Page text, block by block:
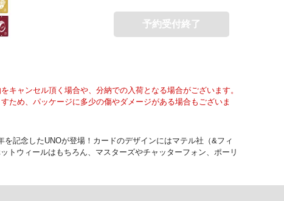
予約受付終了
キャンセル頂く場合や、分納での入荷となる場合がございます。
ため、パッケージに多少の傷やダメージがある場合もございま
記念したUNOが登場！カードのデザインにはマテル社（&フィ
トウィールはもちろん、マスターズやチャッターフォン、ポーリ